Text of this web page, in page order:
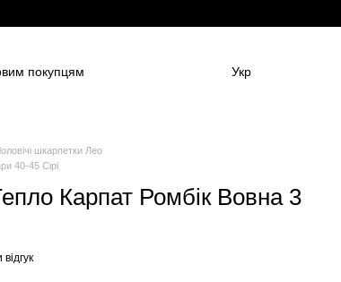
покупцям
Укр
шкарпетки Лео
40-45 Сірі
Карпат Ромбік Вовна 3